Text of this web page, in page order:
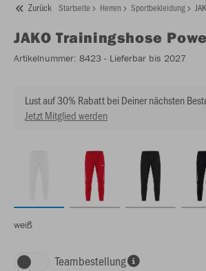
Zurück Startseite Herren Sportbekleidung
JAKO Trainingshose
Artikelnummer: 8423 - Lieferbar bis 2027
Lust auf 30% Rabatt bei Deiner nächsten
Jetzt Mitglied werden
weiß
Teambestellung